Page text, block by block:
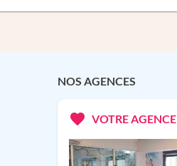
NOS AGENCES
VOTRE AGENCE